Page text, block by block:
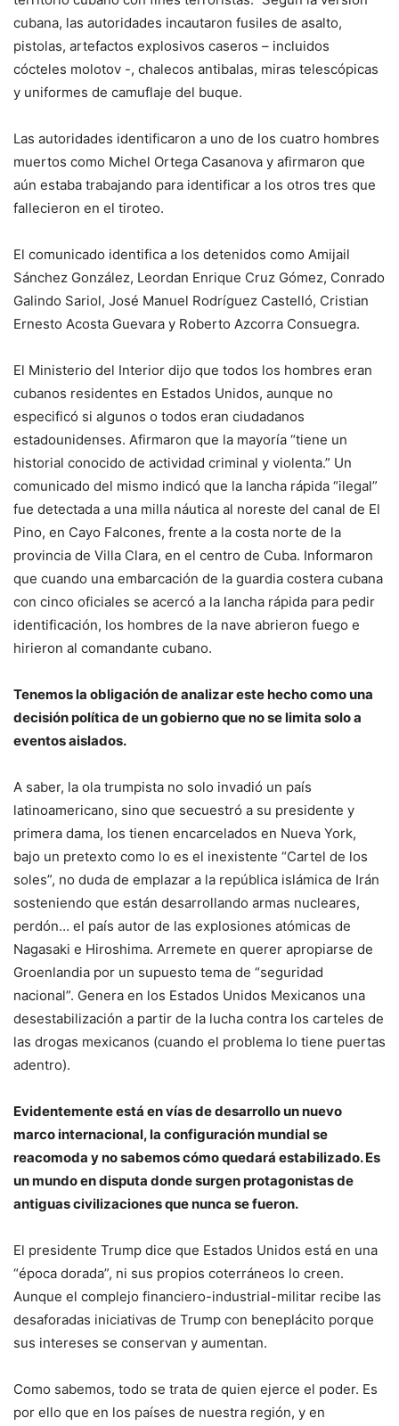
cubana, las autoridades incautaron fusiles de asalto,
pistolas, artefactos explosivos caseros – incluidos
cócteles molotov -, chalecos antibalas, miras telescópicas
y uniformes de camuflaje del buque.
Las autoridades identificaron a uno de los cuatro hombres
muertos como Michel Ortega Casanova y afirmaron que
aún estaba trabajando para identificar a los otros tres que
fallecieron en el tiroteo.
El comunicado identifica a los detenidos como Amijail
Sánchez González, Leordan Enrique Cruz Gómez, Conrado
Galindo Sariol, José Manuel Rodríguez Castelló, Cristian
Ernesto Acosta Guevara y Roberto Azcorra Consuegra.
El Ministerio del Interior dijo que todos los hombres eran
cubanos residentes en Estados Unidos, aunque no
especificó si algunos o todos eran ciudadanos
estadounidenses. Afirmaron que la mayoría “tiene un
historial conocido de actividad criminal y violenta.” Un
comunicado del mismo indicó que la lancha rápida “ilegal”
fue detectada a una milla náutica al noreste del canal de El
Pino, en Cayo Falcones, frente a la costa norte de la
provincia de Villa Clara, en el centro de Cuba. Informaron
que cuando una embarcación de la guardia costera cubana
con cinco oficiales se acercó a la lancha rápida para pedir
identificación, los hombres de la nave abrieron fuego e
hirieron al comandante cubano.
Tenemos la obligación de analizar este hecho como una
decisión política de un gobierno que no se limita solo a
eventos aislados.
A saber, la ola trumpista no solo invadió un país
latinoamericano, sino que secuestró a su presidente y
primera dama, los tienen encarcelados en Nueva York,
bajo un pretexto como lo es el inexistente “Cartel de los
soles”, no duda de emplazar a la república islámica de Irán
sosteniendo que están desarrollando armas nucleares,
perdón… el país autor de las explosiones atómicas de
Nagasaki e Hiroshima. Arremete en querer apropiarse de
Groenlandia por un supuesto tema de “seguridad
nacional”. Genera en los Estados Unidos Mexicanos una
desestabilización a partir de la lucha contra los carteles de
las drogas mexicanos (cuando el problema lo tiene puertas
adentro).
Evidentemente está en vías de desarrollo un nuevo
marco internacional, la configuración mundial se
reacomoda y no sabemos cómo quedará estabilizado. Es
un mundo en disputa donde surgen protagonistas de
antiguas civilizaciones que nunca se fueron.
El presidente Trump dice que Estados Unidos está en una
“época dorada”, ni sus propios coterráneos lo creen.
Aunque el complejo financiero-industrial-militar recibe las
desaforadas iniciativas de Trump con beneplácito porque
sus intereses se conservan y aumentan.
Como sabemos, todo se trata de quien ejerce el poder. Es
por ello que en los países de nuestra región, y en